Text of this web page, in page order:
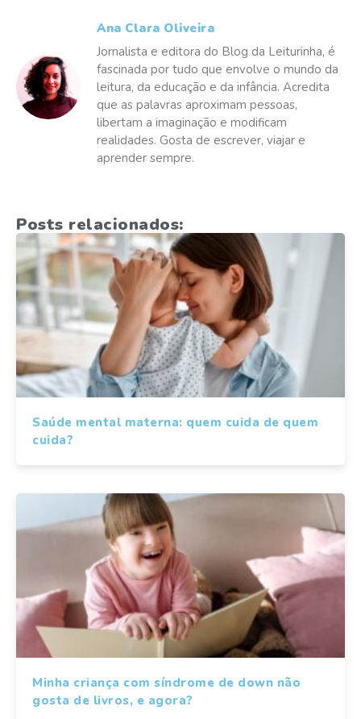
Ana Clara Oliveira
Jornalista e editora do Blog da Leiturinha, é
fascinada por tudo que envolve o mundo da
leitura, da educação e da infância. Acredita
que as palavras aproximam pessoas,
libertam a imaginação e modificam
realidades. Gosta de escrever, viajar e
aprender sempre.
Posts relacionados:
Saúde mental materna: quem cuida de quem
cuida?
Minha criança com síndrome de down não
gosta de livros, e agora?